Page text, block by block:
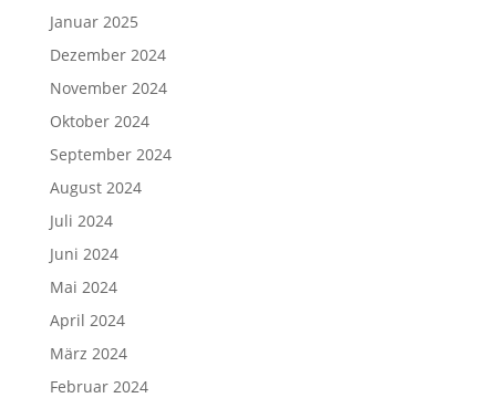
Januar 2025
Dezember 2024
November 2024
Oktober 2024
September 2024
August 2024
Juli 2024
Juni 2024
Mai 2024
April 2024
März 2024
Februar 2024